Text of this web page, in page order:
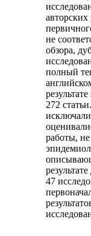
не
обзора,
полный
272
работы,
47